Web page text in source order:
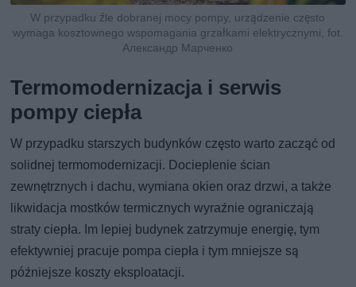
W przypadku źle dobranej mocy pompy, urządzenie często
wymaga kosztownego wspomagania grzałkami elektrycznymi, fot.
Александр Марченко
Termomodernizacja i serwis
pompy ciepła
W przypadku starszych budynków często warto zacząć od
solidnej termomodernizacji. Docieplenie ścian
zewnętrznych i dachu, wymiana okien oraz drzwi, a także
likwidacja mostków termicznych wyraźnie ograniczają
straty ciepła. Im lepiej budynek zatrzymuje energię, tym
efektywniej pracuje pompa ciepła i tym mniejsze są
późniejsze koszty eksploatacji.